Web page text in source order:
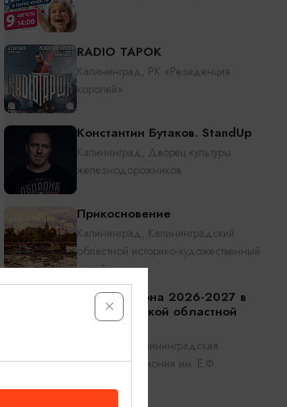
RADIO TAPOK
Калининград, РК «Резиденция
королей»
Константин Бутаков. StandUp
Калининград, Дворец культуры
железнодорожников
Прикосновение
Калининград, Калининградский
областной историко-художественный
музей
Открытие сезона 2026-2027 в
Калининградской областной
филармонии
Калининград, Калининградская
областная филармония им. Е.Ф.